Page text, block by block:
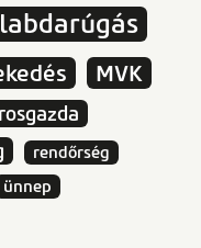
labdarúgás
MVK
rendőrség
ünnep